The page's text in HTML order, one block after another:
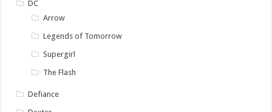
DC
Arrow
Legends of Tomorrow
Supergirl
The Flash
Defiance